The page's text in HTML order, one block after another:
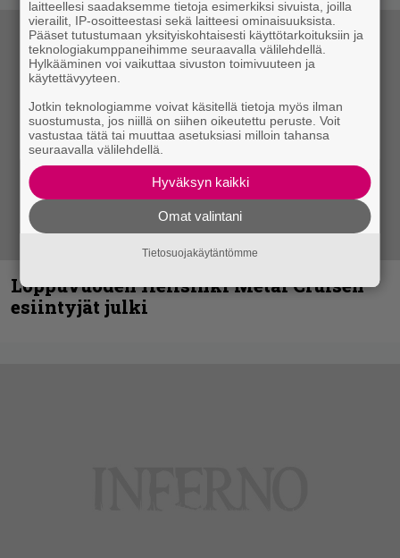
Loppuvuoden Hellsinki Metal Cruisen
esiintyjät julki
laitteellesi saadaksemme tietoja esimerkiksi sivuista, joilla
vierailit, IP-osoitteestasi sekä laitteesi ominaisuuksista.
Pääset tutustumaan yksityiskohtaisesti käyttötarkoituksiin ja
teknologiakumppaneihimme seuraavalla välilehdellä.
Hylkääminen voi vaikuttaa sivuston toimivuuteen ja
käytettävyyteen.
Jotkin teknologiamme voivat käsitellä tietoja myös ilman
suostumusta, jos niillä on siihen oikeutettu peruste. Voit
vastustaa tätä tai muuttaa asetuksiasi milloin tahansa
seuraavalla välilehdellä.
Hyväksyn kaikki
Omat valintani
Tietosuojakäytäntömme